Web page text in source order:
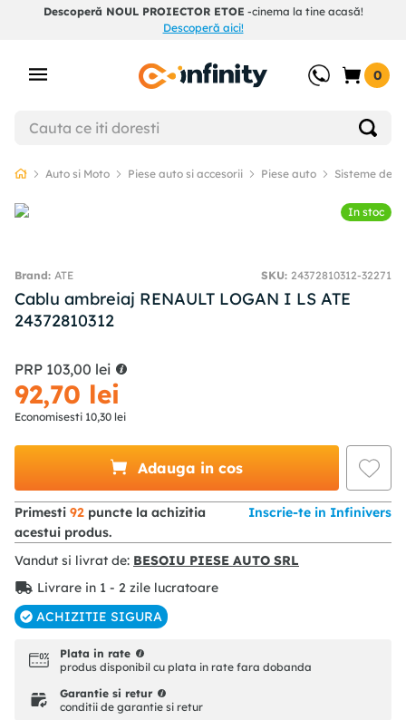
Descoperă NOUL PROIECTOR ETOE -cinema la tine acasă!
Descoperă aici!
0
Auto si Moto Piese auto si accesorii Piese auto Sisteme de
In stoc
ATE SKU: 24372810312-32271
Cablu ambreiaj RENAULT LOGAN I LS ATE
24372810312
PRP 103,00 lei
92,70 lei
Economisesti 10,30 lei
Adauga in cos
Primesti 92 puncte la achizitia
acestui produs.
Inscrie-te in Infinivers
Vandut si livrat de: BESOIU PIESE AUTO SRL
Livrare in 1 - 2 zile lucratoare
ACHIZITIE SIGURA
Plata in rate
produs disponibil cu plata in rate fara dobanda
Garantie si retur
conditii de garantie si retur